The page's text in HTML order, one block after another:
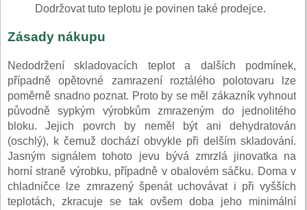
Dodržovat tuto teplotu je povinen také prodejce.
Zásady nákupu
Nedodržení skladovacích teplot a dalších podmínek,
případně opětovné zamrazení roztálého polotovaru lze
poměrně snadno poznat. Proto by se měl zákazník vyhnout
původně sypkým výrobkům zmrazeným do jednolitého
bloku. Jejich povrch by neměl být ani dehydratován
(oschlý), k čemuž dochází obvykle při delším skladování.
Jasným signálem tohoto jevu bývá zmrzlá jinovatka na
horní straně výrobku, případně v obalovém sáčku. Doma v
chladničce lze zmrazený špenát uchovávat i při vyšších
teplotách, zkracuje se tak ovšem doba jeho minimální